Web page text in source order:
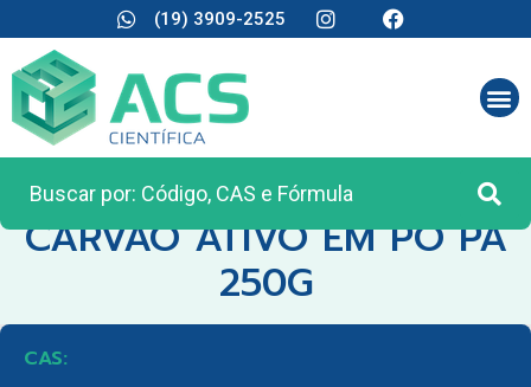
(19) 3909-2525
CATEGORIA:REAGENTES ANALÍTICOS
CARVAO ATIVO EM PO PA
250G
CAS: